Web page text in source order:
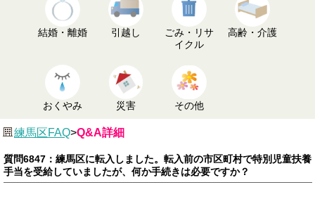
結婚・離婚 引越し
ごみ・リサ
イクル
高齢・介護
おくやみ 災害 その他
練馬区FAQ>Q&A詳細
質問6847：練馬区に転入しました。転入前の市区町村で特別児童扶養
手当を受給していましたが、何か手続きは必要ですか？